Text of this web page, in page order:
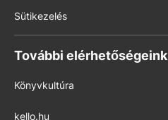
Sütikezelés
További elérhetőségeink
Könyvkultúra
kello.hu